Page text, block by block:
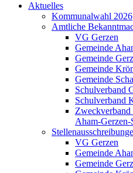
Aktuelles
Kommunalwahl 2026
Amtliche
VG Gerzen
Gemeinde
Gemeinde
Gemeinde
Gemeinde
Schulverband
Schulverband
Aham-Gerzen-
VG Gerzen
Gemeinde
Gemeinde